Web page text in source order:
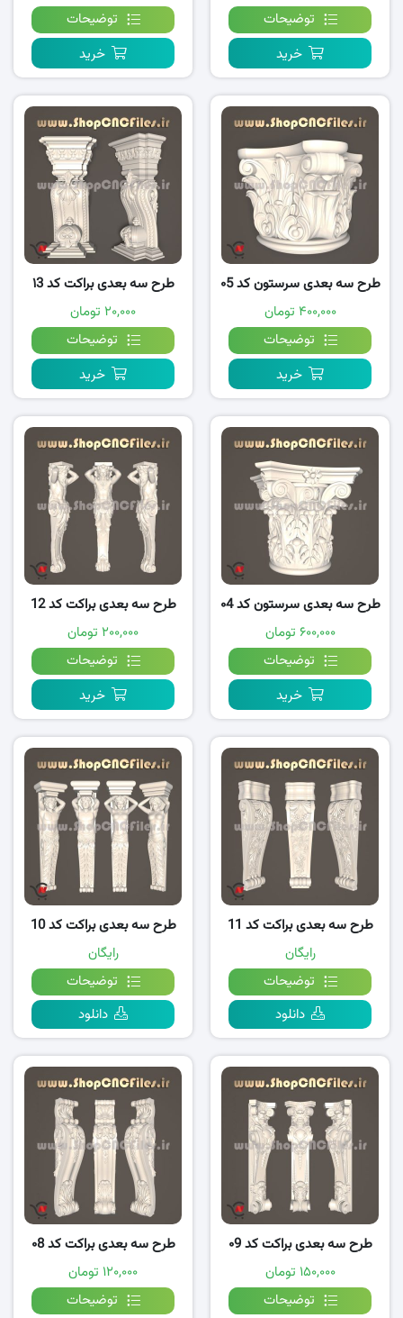
توضیحات
خرید
توضیحات
خرید
طرح سه بعدی سرستون کد ۰5
۴۰۰,۰۰۰ تومان
توضیحات
خرید
طرح سه بعدی براکت کد ۱3
۲۰,۰۰۰ تومان
توضیحات
خرید
طرح سه بعدی سرستون کد ۰4
۶۰۰,۰۰۰ تومان
توضیحات
خرید
طرح سه بعدی براکت کد 12
۲۰۰,۰۰۰ تومان
توضیحات
خرید
طرح سه بعدی براکت کد 11
رایگان
توضیحات
دانلود
طرح سه بعدی براکت کد 10
رایگان
توضیحات
دانلود
طرح سه بعدی براکت کد ۰9
۱۵۰,۰۰۰ تومان
توضیحات
طرح سه بعدی براکت کد ۰8
۱۲۰,۰۰۰ تومان
توضیحات